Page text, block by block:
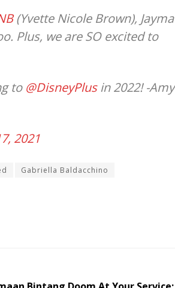
(Yvette Nicole Brown), Jayma
Plus, we are SO excited to
to @DisneyPlusin 2022! -Amy
2021
Gabriella Baldacchino